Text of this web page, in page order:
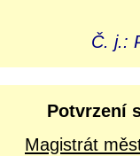
Č. j.:
Potvrzení
Magistrát